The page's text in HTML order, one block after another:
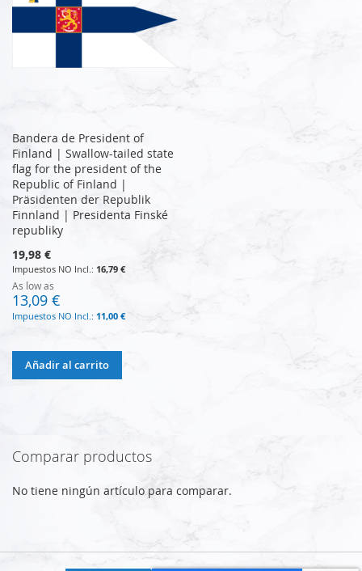
Bandera de President of
Finland | Swallow-tailed state
flag for the president of the
Republic of Finland |
Präsidenten der Republik
Finnland | Presidenta Finské
republiky
19,98 €
16,79 €
As low as
13,09 €
11,00 €
Añadir al carrito
Comparar productos
No tiene ningún artículo para comparar.